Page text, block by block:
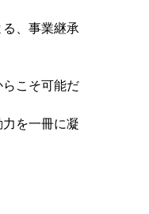
、事業継承
こそ可能だ
を一冊に凝